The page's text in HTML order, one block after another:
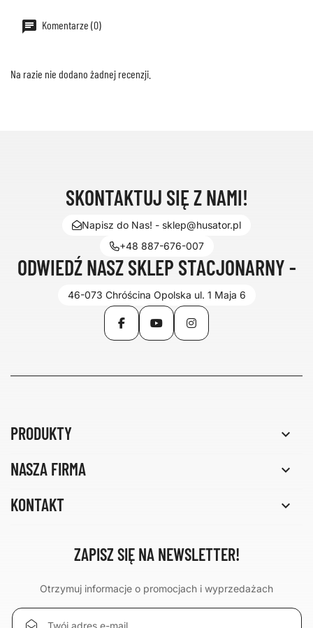
Komentarze (0)
Na razie nie dodano żadnej recenzji.
SKONTAKTUJ SIĘ Z NAMI!
Napisz do Nas! - sklep@husator.pl
+48 887-676-007
ODWIEDŹ NASZ SKLEP STACJONARNY -
46-073 Chróścina Opolska ul. 1 Maja 6
FacebookYouTubeInstagram
PRODUKTY 
NASZA FIRMA 
KONTAKT 
ZAPISZ SIĘ NA NEWSLETTER!
Otrzymuj informacje o promocjach i wyprzedażach